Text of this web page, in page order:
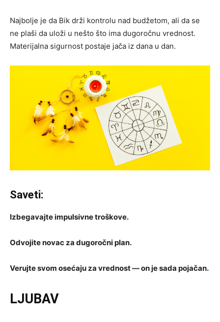
Najbolje je da Bik drži kontrolu nad budžetom, ali da se
ne plaši da uloži u nešto što ima dugoročnu vrednost.
Materijalna sigurnost postaje jača iz dana u dan.
Saveti:
Izbegavajte impulsivne troškove.
Odvojite novac za dugoročni plan.
Verujte svom osećaju za vrednost — on je sada pojačan.
LJUBAV